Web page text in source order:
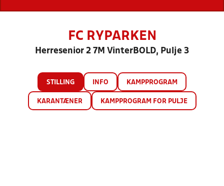
FC RYPARKEN
Herresenior 2 7M VinterBOLD, Pulje 3
STILLING INFO KAMPPROGRAM
KARANTÆNER KAMPPROGRAM FOR PULJE